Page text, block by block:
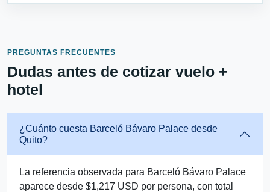
PREGUNTAS FRECUENTES
Dudas antes de cotizar vuelo +
hotel
¿Cuánto cuesta Barceló Bávaro Palace desde
Quito?
La referencia observada para Barceló Bávaro Palace
aparece desde $1,217 USD por persona, con total